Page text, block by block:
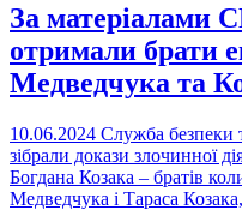
За матеріалами
отримали брати
Медведчука та
10.06.2024 Служба безпеки
зібрали докази злочинної
Богдана Козака – братів
Медведчука і Тараса